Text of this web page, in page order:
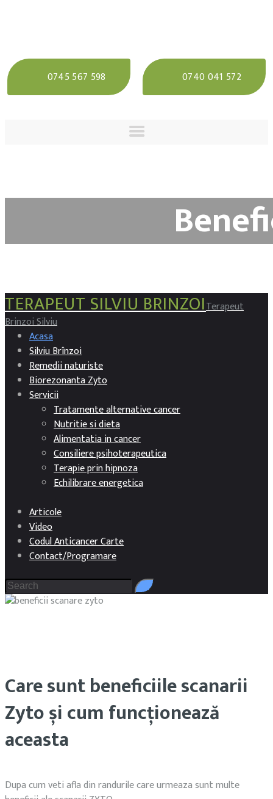
0745 567 598 0740 041 572
TERAPEUT SILVIU BRINZOITerapeut
Brinzoi Silviu
Acasa
Silviu Brînzoi
Remedii naturiste
Biorezonanta Zyto
Servicii
Tratamente alternative cancer
Nutritie si dieta
Alimentatia in cancer
Consiliere psihoterapeutica
Terapie prin hipnoza
Echilibrare energetica
Articole
Video
Codul Anticancer Carte
Contact/Programare
Care sunt beneficiile scanarii
Zyto și cum funcționează
aceasta
Dupa cum veti afla din randurile care urmeaza sunt multe